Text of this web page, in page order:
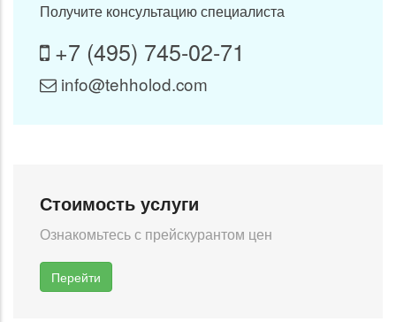
Получите консультацию специалиста
+7 (495) 745-02-71
info@tehholod.com
Стоимость услуги
Ознакомьтесь с прейскурантом цен
Перейти